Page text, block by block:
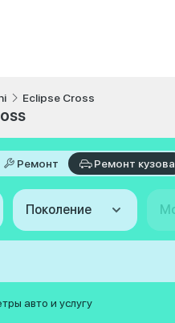
Eclipse Cross
Ремонт Ремонт кузова
Поколение
авто и услугу